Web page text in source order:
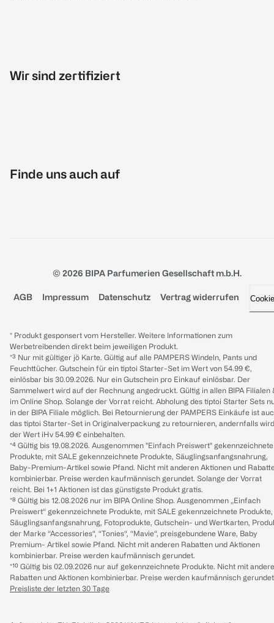
Wir sind zertifiziert
Finde uns auch auf
© 2026 BIPA Parfumerien Gesellschaft m.b.H.
AGB Impressum Datenschutz Vertrag widerrufen
* Produkt gesponsert vom Hersteller. Weitere Informationen zum
Werbetreibenden direkt beim jeweiligen Produkt.
*³ Nur mit gültiger jö Karte. Gültig auf alle PAMPERS Windeln, Pants und
Feuchttücher. Gutschein für ein tiptoi Starter-Set im Wert von 54.99 €,
einlösbar bis 30.09.2026. Nur ein Gutschein pro Einkauf einlösbar. Der
Sammelwert wird auf der Rechnung angedruckt. Gültig in allen BIPA Filialen
im Online Shop. Solange der Vorrat reicht. Abholung des tiptoi Starter Sets
in der BIPA Filiale möglich. Bei Retournierung der PAMPERS Einkäufe ist
das tiptoi Starter-Set in Originalverpackung zu retournieren, andernfalls wird
der Wert iHv 54.99 € einbehalten.
*⁴ Gültig bis 19.08.2026. Ausgenommen "Einfach Preiswert" gekennzeichnete
Produkte, mit SALE gekennzeichnete Produkte, Säuglingsanfangsnahrung,
Baby-Premium-Artikel sowie Pfand. Nicht mit anderen Aktionen und
kombinierbar. Preise werden kaufmännisch gerundet. Solange der Vorrat
reicht. Bei 1+1 Aktionen ist das günstigste Produkt gratis.
*⁸ Gültig bis 12.08.2026 nur im BIPA Online Shop. Ausgenommen „Einfach
Preiswert“ gekennzeichnete Produkte, mit SALE gekennzeichnete Produkte,
Säuglingsanfangsnahrung, Fotoprodukte, Gutschein- und Wertkarten,
der Marke “Accessories“, “Tonies“, “Mavie“, preisgebundene Ware, Baby
Premium- Artikel sowie Pfand. Nicht mit anderen Rabatten und Aktionen
kombinierbar. Preise werden kaufmännisch gerundet.
*¹⁰ Gültig bis 02.09.2026 nur auf gekennzeichnete Produkte. Nicht mit
Rabatten und Aktionen kombinierbar. Preise werden kaufmännisch
Preisliste der letzten 30 Tage